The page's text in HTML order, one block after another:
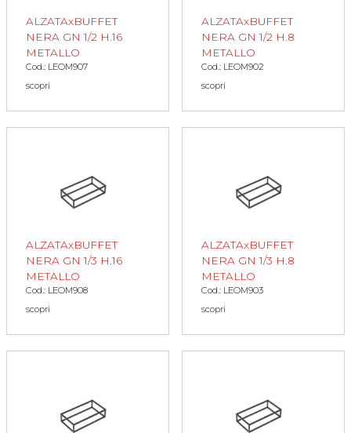
ALZATAxBUFFET
NERA GN 1/2 H.16
METALLO
Cod.: LEOM907
scopri
ALZATAxBUFFET
NERA GN 1/2 H.8
METALLO
Cod.: LEOM902
scopri
ALZATAxBUFFET
NERA GN 1/3 H.16
METALLO
Cod.: LEOM908
scopri
ALZATAxBUFFET
NERA GN 1/3 H.8
METALLO
Cod.: LEOM903
scopri